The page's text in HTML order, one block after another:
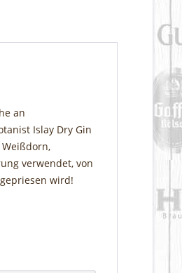
an
Islay Dry Gin
verwendet, von
wird!